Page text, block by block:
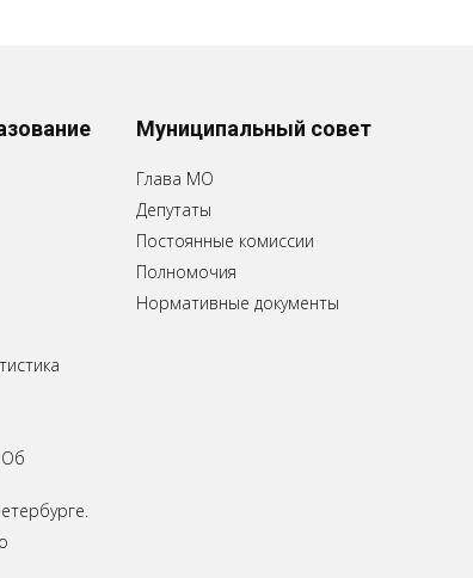
Об
Муниципальный совет
Глава МО
Депутаты
Постоянные комиссии
Полномочия
Нормативные документы